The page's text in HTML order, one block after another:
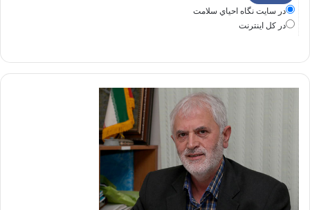
در سايت نگاه احياي سلامت
در كل اينترنت